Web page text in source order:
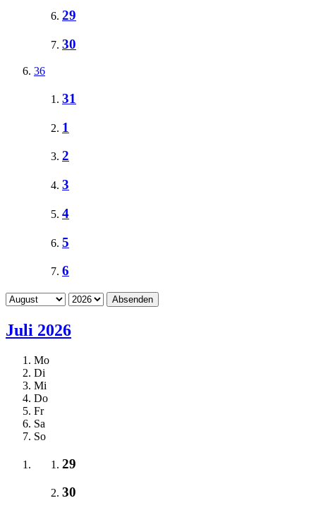
29
30
36
31
1
2
3
4
5
6
Absenden
Juli 2026
Mo
Di
Mi
Do
Fr
Sa
So
29
30